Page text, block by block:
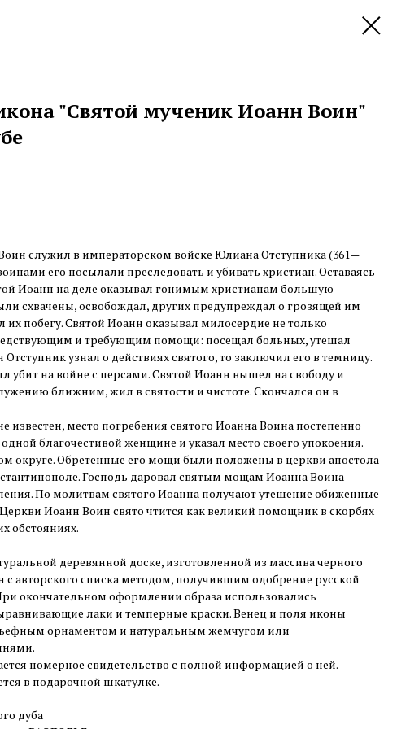
"Святой мученик Иоанн Воин"
служил в императорском войске Юлиана Отступника (361—
его посылали преследовать и убивать христиан. Оставаясь
Иоанн на деле оказывал гонимым христианам большую
схвачены, освобождал, других предупреждал о грозящей им
их побегу. Святой Иоанн оказывал милосердие не только
и требующим помощи: посещал больных, утешал
узнал о действиях святого, то заключил его в темницу.
убит на войне с персами. Святой Иоанн вышел на свободу и
ближним, жил в святости и чистоте. Скончался он в
известен, место погребения святого Иоанна Воина постепенно
благочестивой женщине и указал место своего упокоения.
округе. Обретенные его мощи были положены в церкви апостола
Господь даровал святым мощам Иоанна Воина
По молитвам святого Иоанна получают утешение обиженные
Иоанн Воин свято чтится как великий помощник в скорбях
обстояниях.
деревянной доске, изготовленной из массива черного
с авторского списка методом, получившим одобрение русской
окончательном оформлении образа использовались
лаки и темперные краски. Венец и поля иконы
орнаментом и натуральным жемчугом или
номерное свидетельство с полной информацией о ней.
в подарочной шкатулке.
дуба